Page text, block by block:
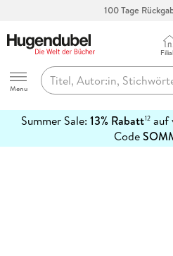
100 Tage
Hugendubel
Menu
Summer Sale: 13% Rabatt12auf
Code
erfahren